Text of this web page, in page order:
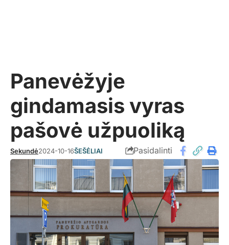
Panevėžyje
gindamasis vyras
pašovė užpuoliką
Sekundė2024-10-16ŠEŠĖLIAI Pasidalinti